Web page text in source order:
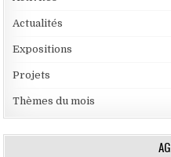
Actualités
Expositions
Projets
Thèmes du mois